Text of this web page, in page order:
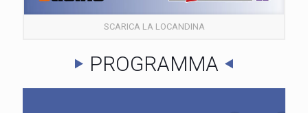
SCARICA LA LOCANDINA
PROGRAMMA